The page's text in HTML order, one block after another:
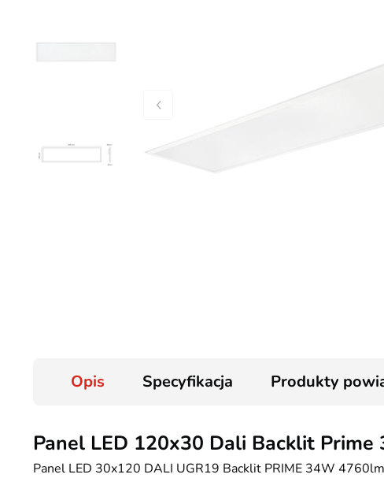
Opis Specyfikacja Produkty
Panel LED 120x30 Dali Backlit
Panel LED 30x120 DALI UGR19 Backlit PRIME 34W